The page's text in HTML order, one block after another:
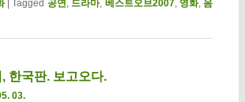
|Tagged 공연 드라마, 베스트오브2007, 영화,음
한국판. 보고오다.
03.